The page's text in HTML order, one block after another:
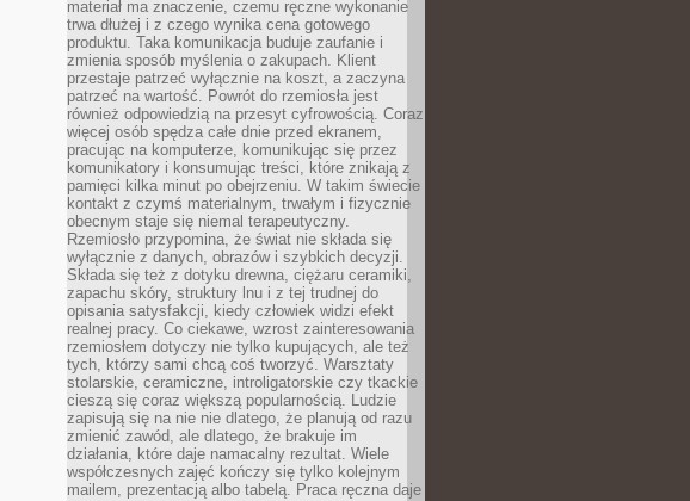
materiał ma znaczenie, czemu ręczne wykonanie
trwa dłużej i z czego wynika cena gotowego
produktu. Taka komunikacja buduje zaufanie i
zmienia sposób myślenia o zakupach. Klient
przestaje patrzeć wyłącznie na koszt, a zaczyna
patrzeć na wartość. Powrót do rzemiosła jest
również odpowiedzią na przesyt cyfrowością. Coraz
więcej osób spędza całe dnie przed ekranem,
pracując na komputerze, komunikując się przez
komunikatory i konsumując treści, które znikają z
pamięci kilka minut po obejrzeniu. W takim świecie
kontakt z czymś materialnym, trwałym i fizycznie
obecnym staje się niemal terapeutyczny.
Rzemiosło przypomina, że świat nie składa się
wyłącznie z danych, obrazów i szybkich decyzji.
Składa się też z dotyku drewna, ciężaru ceramiki,
zapachu skóry, struktury lnu i z tej trudnej do
opisania satysfakcji, kiedy człowiek widzi efekt
realnej pracy. Co ciekawe, wzrost zainteresowania
rzemiosłem dotyczy nie tylko kupujących, ale też
tych, którzy sami chcą coś tworzyć. Warsztaty
stolarskie, ceramiczne, introligatorskie czy tkackie
cieszą się coraz większą popularnością. Ludzie
zapisują się na nie nie dlatego, że planują od razu
zmienić zawód, ale dlatego, że brakuje im
działania, które daje namacalny rezultat. Wiele
współczesnych zajęć kończy się tylko kolejnym
mailem, prezentacją albo tabelą. Praca ręczna daje